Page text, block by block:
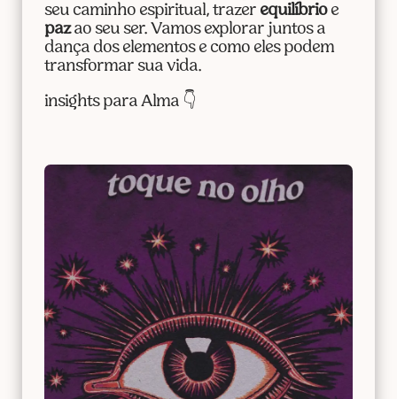
seu caminho espiritual, trazer equilíbrioe
pazao seu ser. Vamos explorar juntos a
dança dos elementos e como eles podem
transformar sua vida.
insights para Alma 👇